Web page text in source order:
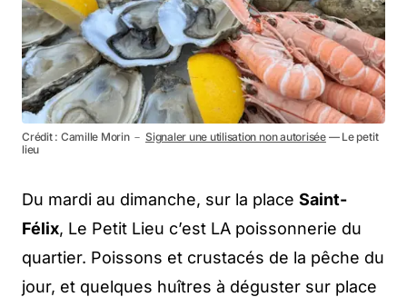
Crédit : Camille Morin －Signaler une utilisation non autorisée— Le petit
lieu
Du mardi au dimanche, sur la place Saint-
Félix, Le Petit Lieu c’est LA poissonnerie du
quartier. Poissons et crustacés de la pêche du
jour, et quelques huîtres à déguster sur place